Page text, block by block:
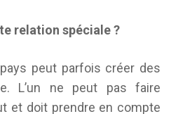
relation spéciale ?
peut parfois créer des
L’un ne peut pas faire
et doit prendre en compte